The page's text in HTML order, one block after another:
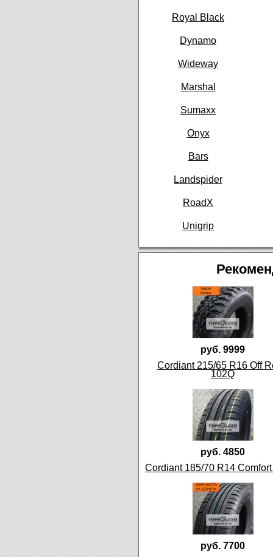
Royal Black
Dynamo
Wideway
Marshal
Sumaxx
Onyx
Bars
Landspider
RoadX
Unigrip
руб. 9999
Cordiant 215/65 R16 Off
102Q
руб. 4850
Cordiant 185/70 R14
руб. 7700